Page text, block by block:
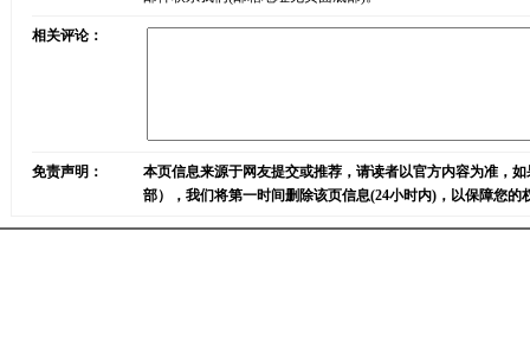
相关评论：
免责声明：
本页信息来源于网友提交或推荐，请读者以官方内容为准，
部），我们将第一时间删除该页信息(24小时内)，以保障您的